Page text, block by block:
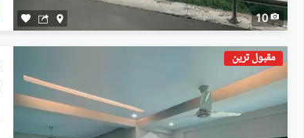
10
مقبول ترین